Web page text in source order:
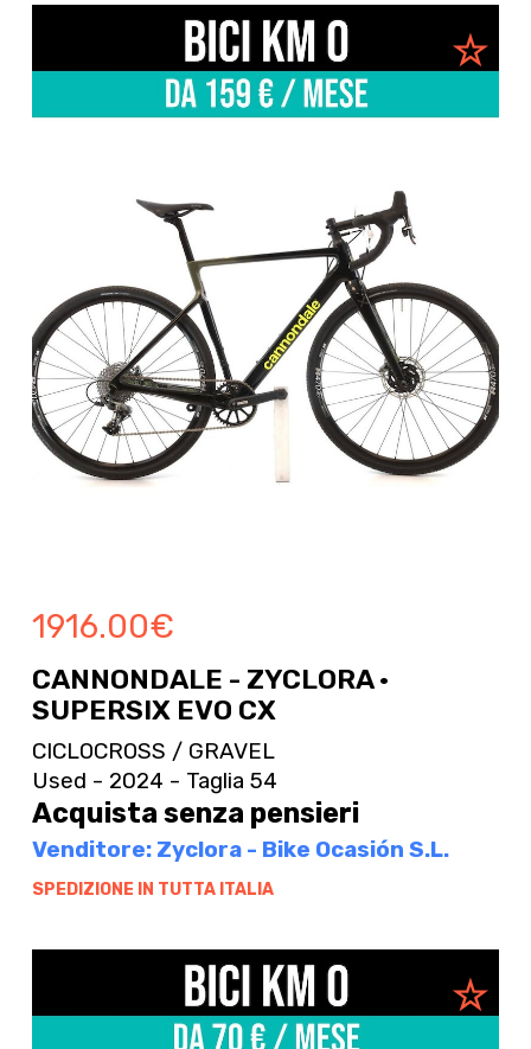
1916.00€
CANNONDALE - ZYCLORA ·
SUPERSIX EVO CX
CICLOCROSS / GRAVEL
Used - 2024 - Taglia 54
Acquista senza pensieri
Venditore: Zyclora - Bike Ocasión S.L.
SPEDIZIONE IN TUTTA ITALIA